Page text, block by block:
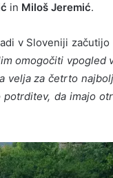
in Miloš Jeremić.
v Sloveniji
omogočiti vpogled
velja za četrto
da imajo